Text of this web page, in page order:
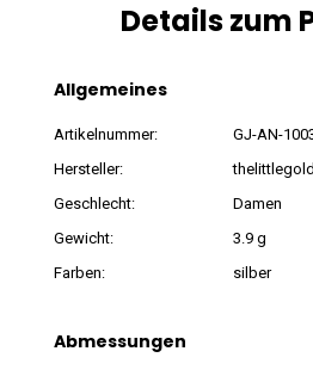
Details zum
Allgemeines
Artikelnummer:
GJ-AN-
Hersteller:
Geschlecht:
Damen
Gewicht:
3.9 g
Farben:
silber
Abmessungen